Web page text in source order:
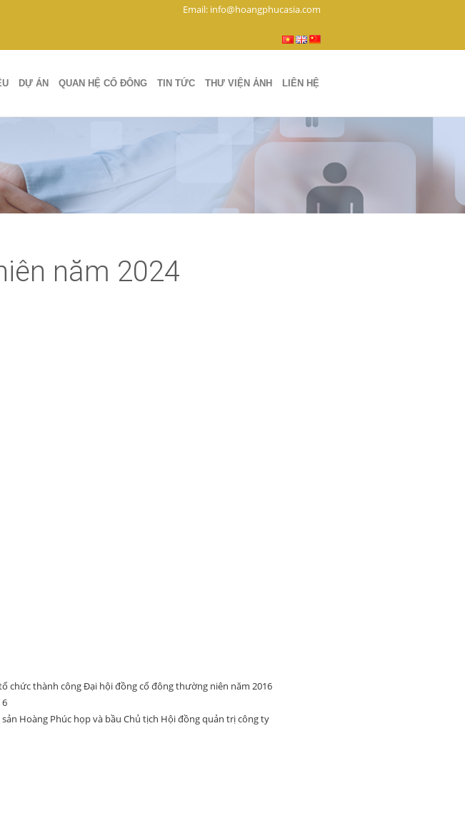
Email: info@hoangphucasia.com
DỰ ÁN QUAN HỆ CỔ ĐÔNG TIN TỨC THƯ VIỆN ẢNH LIÊN HỆ
năm 2024
chức thành công Đại hội đồng cổ đông thường niên năm 2016
Hoàng Phúc họp và bầu Chủ tịch Hội đồng quản trị công ty